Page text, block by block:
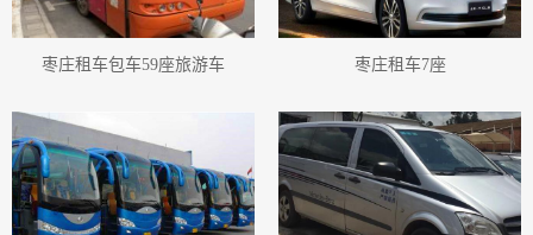
枣庄租车包车59座旅游车 枣庄租车7座